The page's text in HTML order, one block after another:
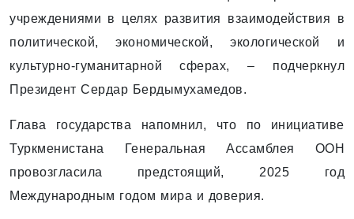
учреждениями в целях развития взаимодействия в
политической, экономической, экологической и
культурно-гуманитарной сферах, – подчеркнул
Президент Сердар Бердымухамедов.
Глава государства напомнил, что по инициативе
Туркменистана Генеральная Ассамблея ООН
провозгласила предстоящий, 2025 год
Международным годом мира и доверия.